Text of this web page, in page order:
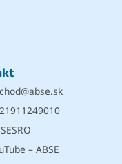
@abse.sk
– ABSE